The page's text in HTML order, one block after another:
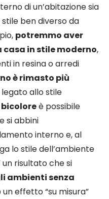
di un’abitazione sia
ben diverso da
potremmo aver
in stile moderno,
in resina o arredi
è rimasto più
legato allo stile
è possibile
si abbini
interno e, al
lo stile dell’ambiente
risultato che si
ambienti senza
effetto “su misura”